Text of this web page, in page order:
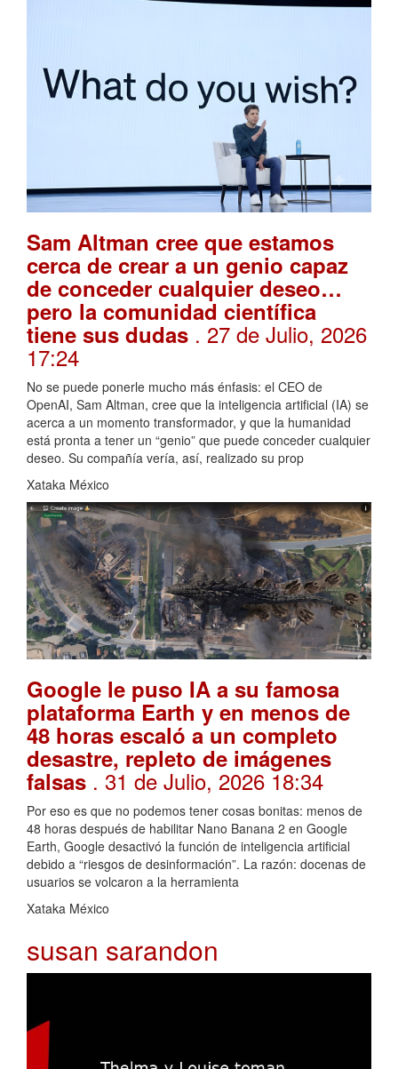
Sam Altman cree que estamos
cerca de crear a un genio capaz
de conceder cualquier deseo…
pero la comunidad científica
tiene sus dudas . 27 de Julio, 2026
17:24
No se puede ponerle mucho más énfasis: el CEO de
OpenAI, Sam Altman, cree que la inteligencia artificial (IA) se
acerca a un momento transformador, y que la humanidad
está pronta a tener un “genio” que puede conceder cualquier
deseo. Su compañía vería, así, realizado su prop
Xataka México
Google le puso IA a su famosa
plataforma Earth y en menos de
48 horas escaló a un completo
desastre, repleto de imágenes
falsas . 31 de Julio, 2026 18:34
Por eso es que no podemos tener cosas bonitas: menos de
48 horas después de habilitar Nano Banana 2 en Google
Earth, Google desactivó la función de inteligencia artificial
debido a “riesgos de desinformación”. La razón: docenas de
usuarios se volcaron a la herramienta
Xataka México
susan sarandon